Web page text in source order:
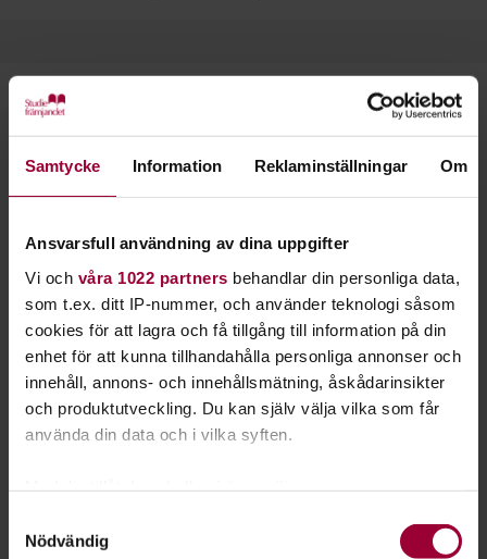
Samtycke Information Reklaminställningar Om
Ansvarsfull användning av dina uppgifter
Vi och våra 1022 partners behandlar din personliga data,
som t.ex. ditt IP-nummer, och använder teknologi såsom
cookies för att lagra och få tillgång till information på din
enhet för att kunna tillhandahålla personliga annonser och
innehåll, annons- och innehållsmätning, åskådarinsikter
och produktutveckling. Du kan själv välja vilka som får
använda din data och i vilka syften.
som kan ha en noggrannhet på upp till flera meter
Nödvändig
Starta en studiecirkel!
Lär dig tillsammans med andra genom att starta en
Läs mer om att starta studiecirkel
Nästa steg
Viltvård